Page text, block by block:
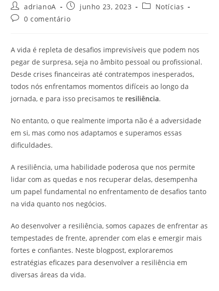
Autor
do
post:
adrianoA
Postjunho 23, 2023
Categoria
Notícias
Comentários
0 comentário
A vida é repleta de desafios imprevisíveis que podem nos
pegar de surpresa, seja no âmbito pessoal ou profissional.
Desde crises financeiras até contratempos inesperados,
todos nós enfrentamos momentos difíceis ao longo da
jornada, e para isso precisamos te resiliência.
No entanto, o que realmente importa não é a adversidade
em si, mas como nos adaptamos e superamos essas
dificuldades.
A resiliência, uma habilidade poderosa que nos permite
lidar com as quedas e nos recuperar delas, desempenha
um papel fundamental no enfrentamento de desafios tanto
na vida quanto nos negócios.
Ao desenvolver a resiliência, somos capazes de enfrentar as
tempestades de frente, aprender com elas e emergir mais
fortes e confiantes. Neste blogpost, exploraremos
estratégias eficazes para desenvolver a resiliência em
diversas áreas da vida.